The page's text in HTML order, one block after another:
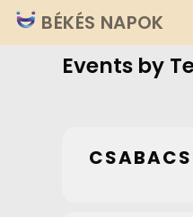
Ugrás
a
tartalomra
BÉKÉS NAPOK
Events by